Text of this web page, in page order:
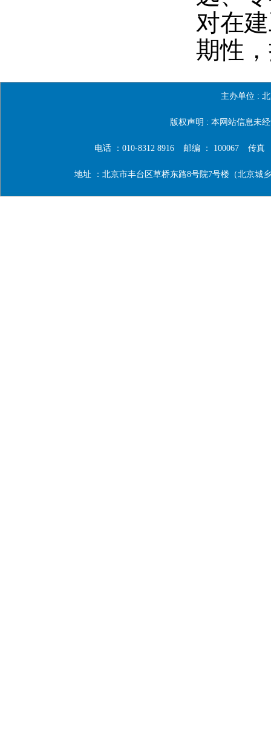
对在
期性
主办单位 :
版权声明 : 本网站信息未
电话 ：010-8312 8916 邮编 ： 100067 传真
地址 ：北京市丰台区草桥东路8号院7号楼（北京城